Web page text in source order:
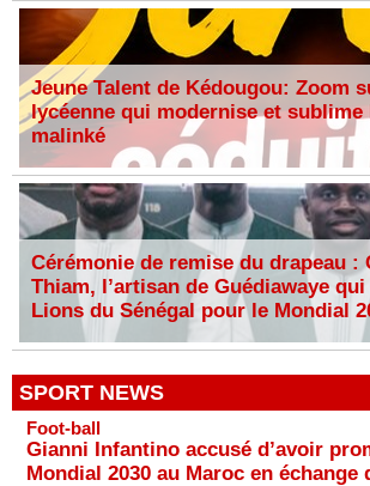
Jeune Talent de Kédougou: Zoom
lycéenne qui modernise et
malinké
Cérémonie de remise du drapeau :
Thiam, l’artisan de Guédiawaye
Lions du Sénégal pour le Mondial
SPORT NEWS
Foot-ball
Gianni Infantino accusé d’avoir
Mondial 2030 au Maroc en échange